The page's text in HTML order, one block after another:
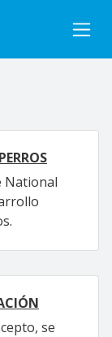
National
se